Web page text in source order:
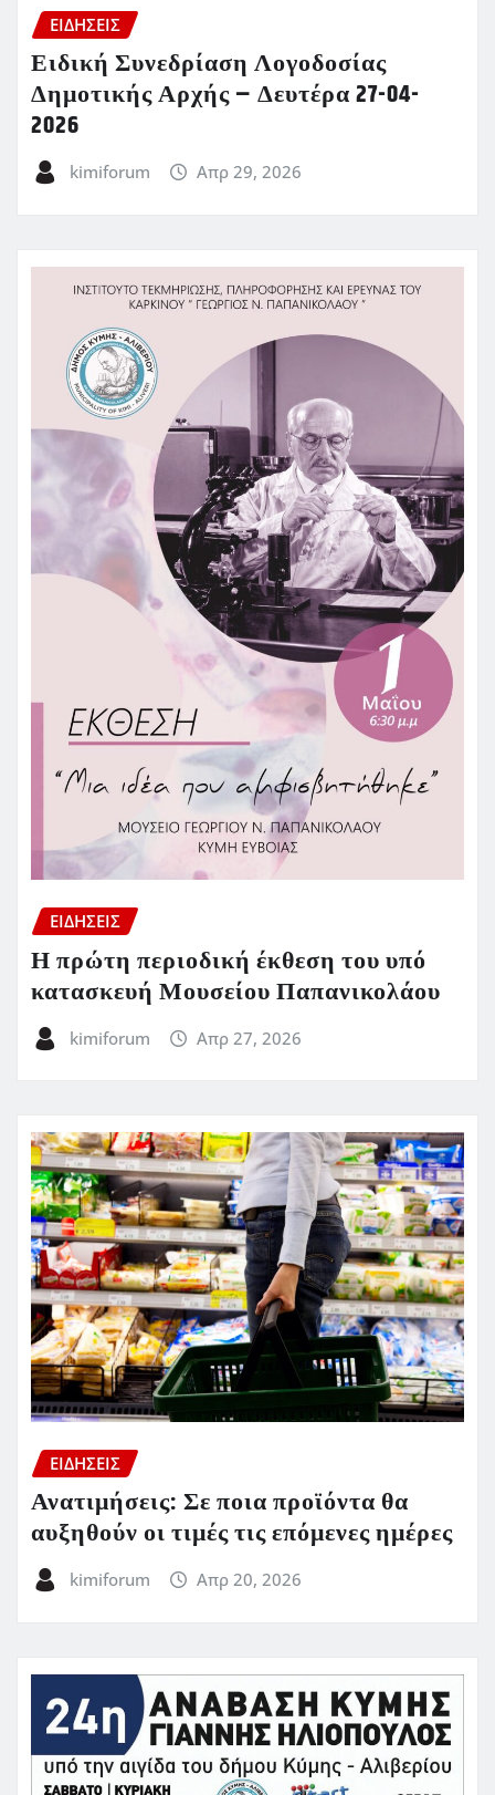
ΕΙΔΗΣΕΙΣ
Ειδική Συνεδρίαση Λογοδοσίας
Δημοτικής Αρχής – Δευτέρα 27-04-
2026
kimiforum Απρ 29, 2026
ΕΙΔΗΣΕΙΣ
Η πρώτη περιοδική έκθεση του υπό
κατασκευή Μουσείου Παπανικολάου
kimiforum Απρ 27, 2026
ΕΙΔΗΣΕΙΣ
Ανατιμήσεις: Σε ποια προϊόντα θα
αυξηθούν οι τιμές τις επόμενες ημέρες
kimiforum Απρ 20, 2026